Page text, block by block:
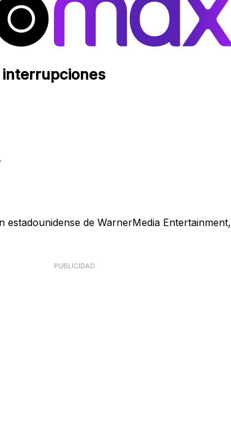
interrupciones
de WarnerMedia
PUBLICIDAD